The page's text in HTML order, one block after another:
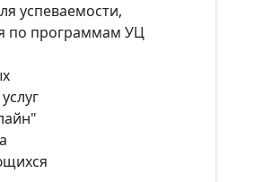
успеваемости,
по программам УЦ